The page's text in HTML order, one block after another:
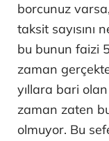
borcunuz
taksit sayısını
bu bunun faizi
zaman
yıllara bari
zaman zaten
olmuyor. Bu